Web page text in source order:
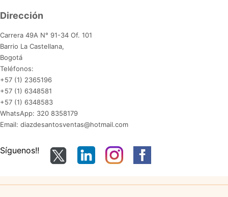
Dirección
Carrera 49A N° 91-34 Of. 101
Barrio La Castellana,
Bogotá
Teléfonos:
+57 (1) 2365196
+57 (1) 6348581
+57 (1) 6348583
WhatsApp: 320 8358179
Email: diazdesantosventas@hotmail.com
Síguenos!!